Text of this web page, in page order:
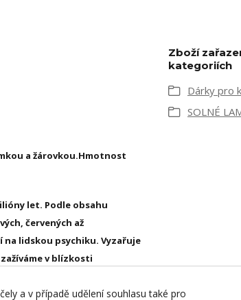
a žárovkou.Hmotnost
let. Podle obsahu
červených až
lidskou psychiku. Vyzařuje
v blízkosti
hmotnost a zbarvení.
Zboží
kategoriích
Dárky pro
SOLNÉ
a v případě udělení souhlasu také pro